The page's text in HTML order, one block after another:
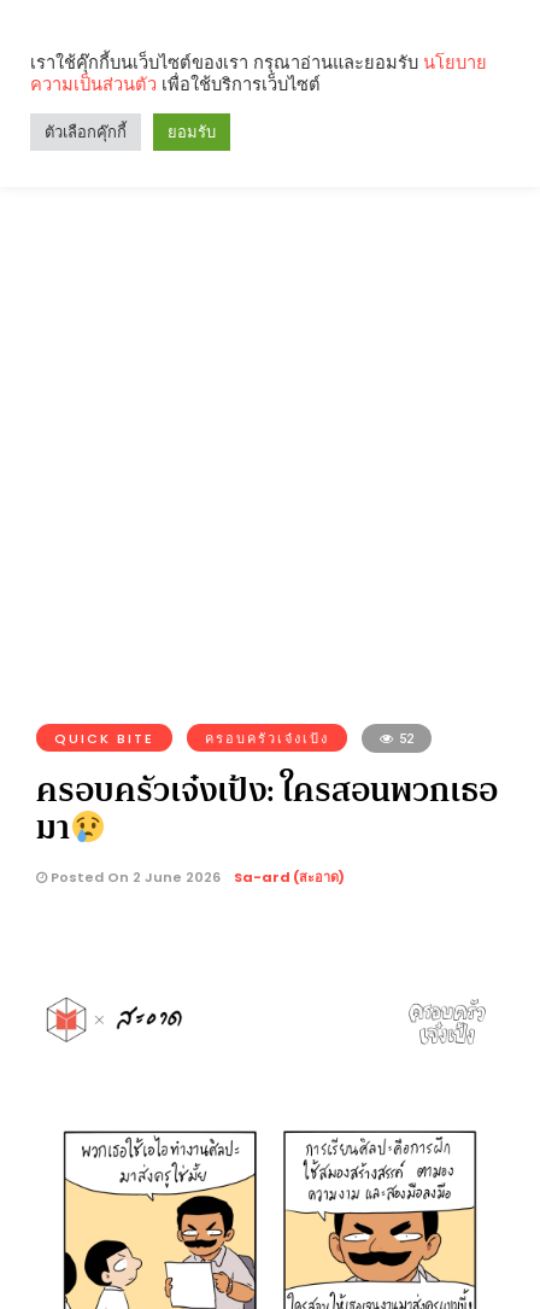
QUICK BITE ครอบครัวเจ๋งเป้ง 52
ครอบครัวเจ๋งเป้ง: ใครสอนพวกเธอ
มา
Posted On 2 June 2026 Sa-ard (สะอาด)
เราใช้คุ๊กกี้บนเว็บไซต์ของเรา กรุณาอ่านและยอมรับ นโยบาย
ความเป็นส่วนตัว เพื่อใช้บริการเว็บไซต์
ตัวเลือกคุ๊กกี้ ยอมรับ